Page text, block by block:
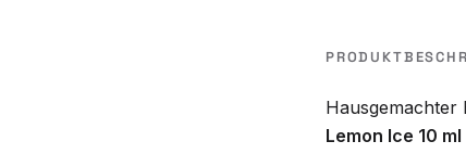
Hausgemachter
Lemon Ice 10